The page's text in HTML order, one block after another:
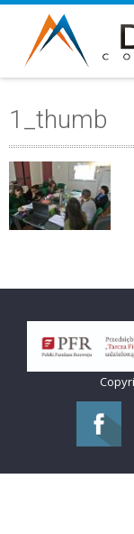
1_thumb